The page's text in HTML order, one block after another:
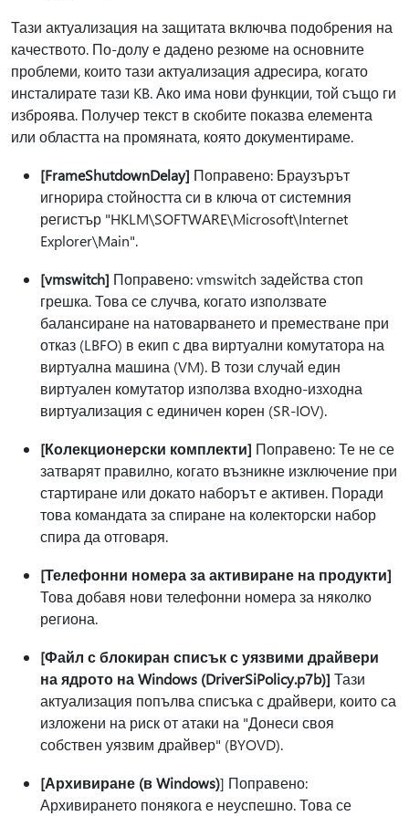
Тази актуализация на защитата включва подобрения на
качеството. По-долу е дадено резюме на основните
проблеми, които тази актуализация адресира, когато
инсталирате тази KB. Ако има нови функции, той също ги
изброява. Получер текст в скобите показва елемента
или областта на промяната, която документираме.
[FrameShutdownDelay] Поправено: Браузърът
игнорира стойността си в ключа от системния
регистър "HKLM\SOFTWARE\Microsoft\Internet
Explorer\Main".
[vmswitch] Поправено: vmswitch задейства стоп
грешка. Това се случва, когато използвате
балансиране на натоварването и преместване при
отказ (LBFO) в екип с два виртуални комутатора на
виртуална машина (VM). В този случай един
виртуален комутатор използва входно-изходна
виртуализация с единичен корен (SR-IOV).
[Колекционерски комплекти] Поправено: Те не се
затварят правилно, когато възникне изключение при
стартиране или докато наборът е активен. Поради
това командата за спиране на колекторски набор
спира да отговаря.
[Телефонни номера за активиране на продукти]
Това добавя нови телефонни номера за няколко
региона.
[Файл с блокиран списък с уязвими драйвери
на ядрото на Windows (DriverSiPolicy.p7b)] Тази
актуализация попълва списъка с драйвери, които са
изложени на риск от атаки на "Донеси своя
собствен уязвим драйвер" (BYOVD).
[Архивиране (в Windows)] Поправено:
Архивирането понякога е неуспешно. Това се